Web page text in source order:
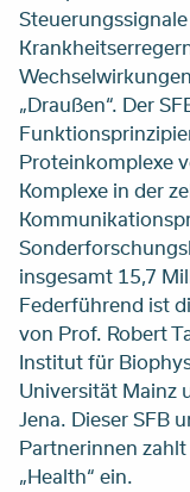
„Draußen“. Der
Proteinkomplexe
Komplexe in der
insgesamt 15,7
Federführend ist
von Prof. Robert
Institut für
Universität Mainz
Jena. Dieser SFB
Partnerinnen
„Health“ ein.